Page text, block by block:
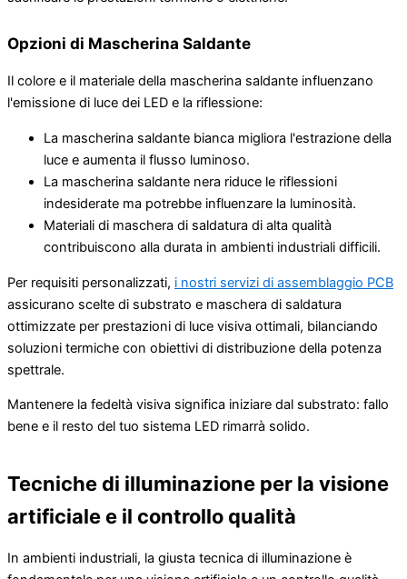
Opzioni di Mascherina Saldante
Il colore e il materiale della mascherina saldante influenzano
l'emissione di luce dei LED e la riflessione:
La mascherina saldante bianca migliora l'estrazione della
luce e aumenta il flusso luminoso.
La mascherina saldante nera riduce le riflessioni
indesiderate ma potrebbe influenzare la luminosità.
Materiali di maschera di saldatura di alta qualità
contribuiscono alla durata in ambienti industriali difficili.
Per requisiti personalizzati, i nostri servizi di assemblaggio PCB
assicurano scelte di substrato e maschera di saldatura
ottimizzate per prestazioni di luce visiva ottimali, bilanciando
soluzioni termiche con obiettivi di distribuzione della potenza
spettrale.
Mantenere la fedeltà visiva significa iniziare dal substrato: fallo
bene e il resto del tuo sistema LED rimarrà solido.
Tecniche di illuminazione per la visione
artificiale e il controllo qualità
In ambienti industriali, la giusta tecnica di illuminazione è